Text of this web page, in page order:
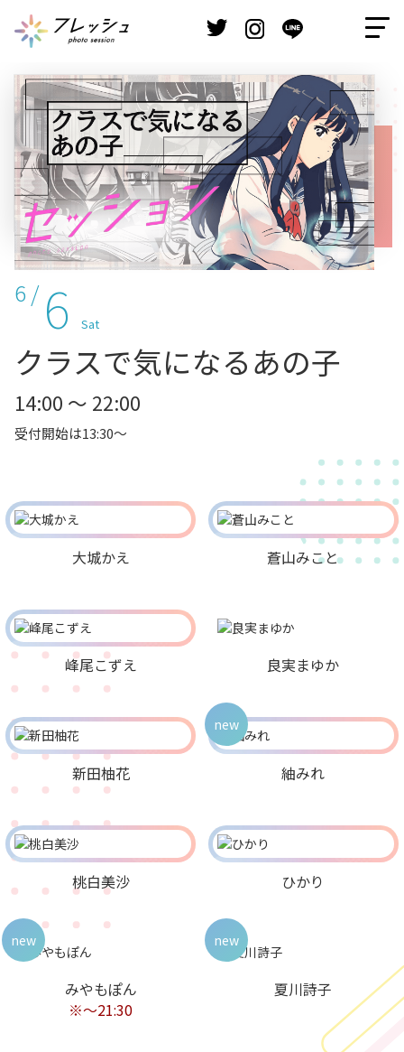
6 / 6 Sat
クラスで気になるあの子
14:00 ～ 22:00
受付開始は13:30～
大城かえ 蒼山みこと
峰尾こずえ 良実まゆか
新田柚花 紬みれ
new
桃白美沙 ひかり
みやもぽん
※〜21:30
new
夏川詩子
new